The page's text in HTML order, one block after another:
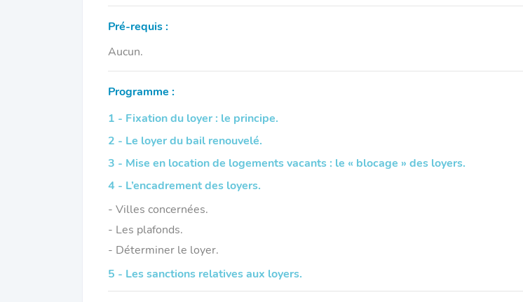
Pré-requis :
Aucun.
Programme :
1 - Fixation du loyer : le principe.
2 - Le loyer du bail renouvelé.
3 - Mise en location de logements vacants : le « blocage » des loyers.
4 - L’encadrement des loyers.
- Villes concernées.
- Les plafonds.
- Déterminer le loyer.
5 - Les sanctions relatives aux loyers.